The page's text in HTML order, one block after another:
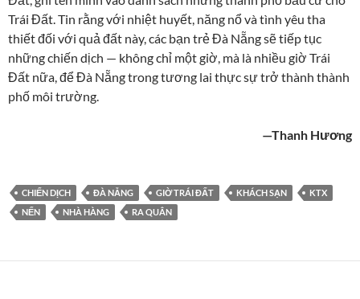
Trái Đất. Tin rằng với nhiệt huyết, năng nổ và tình yêu tha
thiết đối với quả đất này, các bạn trẻ Đà Nẵng sẽ tiếp tục
những chiến dịch — không chỉ một giờ, mà là nhiều giờ Trái
Đất nữa, để Đà Nẵng trong tương lai thực sự trở thành thành
phố môi trường.
—Thanh Hương
CHIẾN DỊCH ĐÀ NẴNG GIỜ TRÁI ĐẤT KHÁCH SẠN
KTX
NẾN
NHÀ HÀNG RA QUÂN